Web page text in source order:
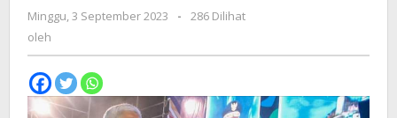
Sultra,
Minggu, 3 September 2023 oleh
-
286 Dilihat
oleh